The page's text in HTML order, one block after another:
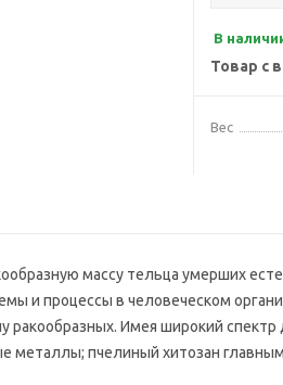
В
Товар с
Вес
массу тельца умерших
и процессы в человеческом
ракообразных. Имея широкий
пчелиный хитозан